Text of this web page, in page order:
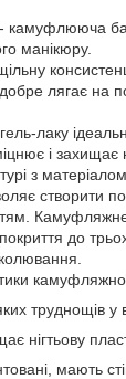
- камуфлююча
манікюру.
лягає на
лаку
і захищає
з
створити
до
труднощів у
нігтьову
мають